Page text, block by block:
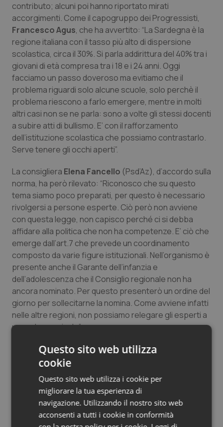
Sangue & coagulazione
Tiroide
Tumore al seno
Tumore ovarico
Tumori del Polmone & Testa Collo
Tumori gastrointestinali
Ulcera & Reflusso
Vaccini
contributo; alcuni poi hanno riportato mirati
accorgimenti. Come il capogruppo dei Progressisti,
Francesco Agus, che ha avvertito: “La Sardegna è la
regione italiana con il tasso più alto di dispersione
scolastica, circa il 30%. Si parla addirittura del 40% tra i
giovani di età compresa tra i 18 e i 24 anni. Oggi
facciamo un passo doveroso ma evitiamo che il
problema riguardi solo alcune scuole, solo perchè il
problema riescono a farlo emergere, mentre in molti
altri casi non se ne parla: sono a volte gli stessi docenti
a subire atti di bullismo. E’ con il rafforzamento
dell’istituzione scolastica che possiamo contrastarlo.
Serve tenere gli occhi aperti”.
La consigliera Elena Fancello (Psd’Az), d’accordo sulla
norma, ha però rilevato: “Riconosco che su questo
tema siamo poco preparati, per questo è necessario
rivolgersi a persone esperte. Ciò però non avviene
con questa legge, non capisco perché ci si debba
affidare alla politica che non ha competenze. E’ ciò che
emerge dall’art.7 che prevede un coordinamento
composto da varie figure istituzionali. Nell’organismo è
presente anche il Garante dell’infanzia e
dell’adolescenza che il Consiglio regionale non ha
ancora nominato. Per questo presenterò un ordine del
giorno per sollecitarne la nomina. Come avviene infatti
nelle altre regioni, non possiamo relegare gli esperti a
un ruolo marginale”.
Per la consigliere Annalisa Mele(Riformatori):
“Occorre introdurre la figura dello psicologo nella
segnali e prevenire azioni potenzialmente in grado di
sfociare in fenomeni di bullismo e cyber bullismo. La
legge va approvata ed applicata quanto prima,
possibilmente incrementando le risorse disponibili”.
Questo sito web utilizza
cookie
Questo sito web utilizza i cookie per
migliorare la tua esperienza di
navigazione. Utilizzando il nostro sito web
acconsenti a tutti i cookie in conformità